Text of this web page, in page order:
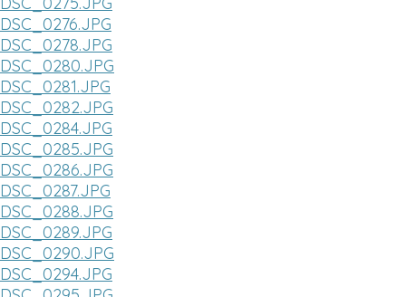
DSC_0276.JPG
DSC_0278.JPG
DSC_0280.JPG
DSC_0281.JPG
DSC_0282.JPG
DSC_0284.JPG
DSC_0285.JPG
DSC_0286.JPG
DSC_0287.JPG
DSC_0288.JPG
DSC_0289.JPG
DSC_0290.JPG
DSC_0294.JPG